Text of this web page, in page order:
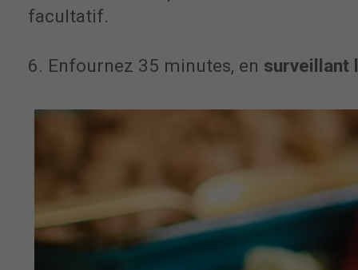
facultatif.
6. Enfournez 35 minutes, en surveillant